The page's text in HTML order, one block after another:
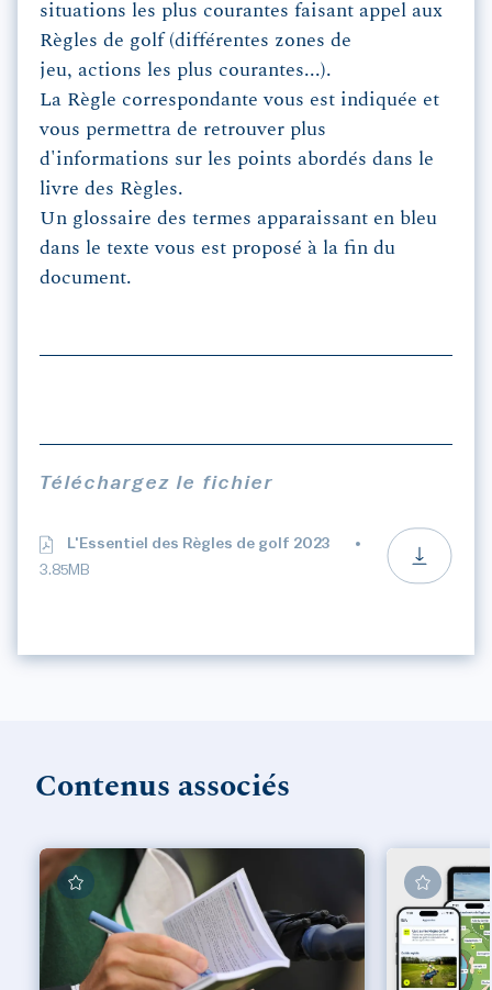
situations les plus courantes faisant appel aux
Règles de golf (différentes zones de
jeu, actions les plus courantes...).
La Règle correspondante vous est indiquée et
vous permettra de retrouver plus
d'informations sur les points abordés dans le
livre des Règles.
Un glossaire des termes apparaissant en bleu
dans le texte vous est proposé à la fin du
document.
Téléchargez le fichier
L'Essentiel des Règles de golf 2023
3.85MB
Contenus associés